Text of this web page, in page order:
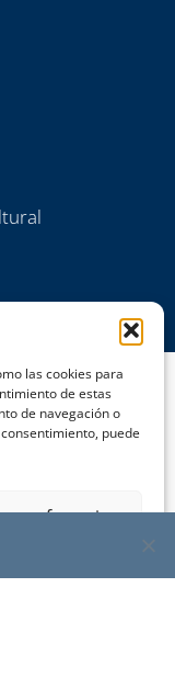
las cookies para
de estas
de navegación o
puede
preferencias